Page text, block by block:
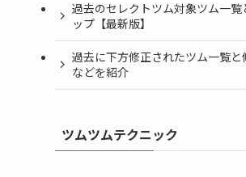
過去のセレクトツム対象ツム一覧
ップ【最新版】
過去に下方修正されたツム一覧と
などを紹介
ツムツムテクニック